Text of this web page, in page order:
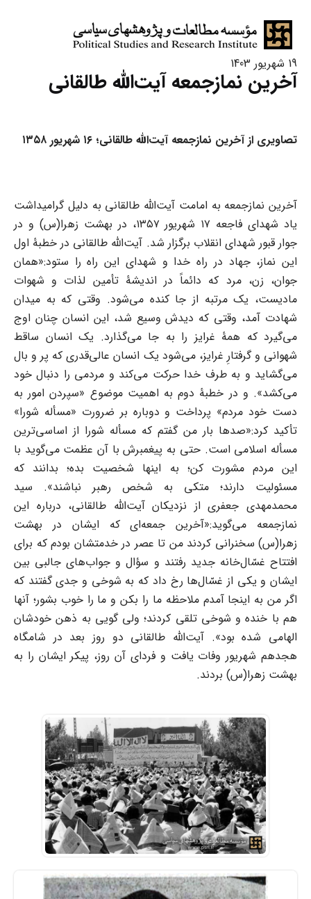
19 شهریور 1403
آخرین نمازجمعه آیت‌الله طالقانی
تصاویری از آخرین نمازجمعه آیت‌الله طالقانی؛ ۱۶ شهریور ۱۳۵۸
آخرین نمازجمعه به امامت آیت‌الله طالقانی به دلیل گرامیداشت
یاد شهدای فاجعه ۱۷ شهریور ۱۳۵۷، در بهشت زهرا(س) و در
جوار قبور شهدای انقلاب برگزار شد. آیت‌الله طالقانی در خطبۀ اول
این نماز، جهاد در راه خدا و شهدای این راه را ستود:«همان
جوان، زن، مرد که دائماً در اندیشۀ تأمین لذات و شهوات
مادیست، یک مرتبه از جا کنده می‌شود. وقتی که به میدان
شهادت آمد، وقتی که دیدش وسیع شد، این انسان چنان اوج
می‌گیرد که همۀ غرایز را به جا می‌گذارد. یک انسان ساقط
شهوانی و گرفتارِ غرایز، می‌شود یک انسان عالی‌قدری که پر و بال
می‌گشاید و به طرف خدا حرکت می‌کند و مردمی را دنبال خود
می‌کشد». و در خطبۀ دوم به اهمیت موضوع «سپردن امور به
دست خود مردم» پرداخت و دوباره بر ضرورت «مسأله شورا»
تأکید کرد:«صدها بار من گفتم که مسأله شورا از اساسی‌ترین
مسأله اسلامی است. حتی به پیغمبرش با آن عظمت می‌گوید با
این مردم مشورت کن؛ به اینها شخصیت بده؛ بدانند که
مسئولیت دارند؛ متکی به شخص رهبر نباشند». سید
محمدمهدی جعفری از نزدیکان آیت‌الله طالقانی، درباره این
نمازجمعه می‌گوید:«آخرین جمعه‌ای که ایشان در بهشت
زهرا(س) سخنرانی کردند من تا عصر در خدمتشان بودم که برای
افتتاح غسّال‌خانه جدید رفتند و سؤال و جواب‌های جالبی بین
ایشان و یکی از غسّال‌ها رخ داد که به شوخی و جدی گفتند که
اگر من به اینجا آمدم ملاحظه ما را بکن و ما را خوب بشور؛ آنها
هم با خنده و شوخی تلقی کردند؛ ولی گویی به ذهن خودشان
الهامی شده بود». آیت‌الله طالقانی دو روز بعد در شامگاه
هجدهم شهریور وفات یافت و فردای آن روز، پیکر ایشان را به
بهشت زهرا(س) بردند.